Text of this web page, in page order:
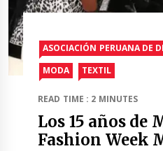
ASOCIACIÓN PERUANA DE
MODA
TEXTIL
READ TIME : 2 MINUTES
Los 15 años de
Fashion Week